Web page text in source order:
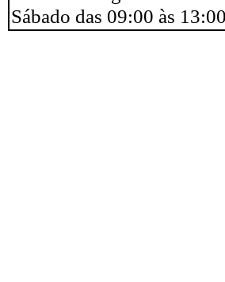
Sábado das 09:00 às